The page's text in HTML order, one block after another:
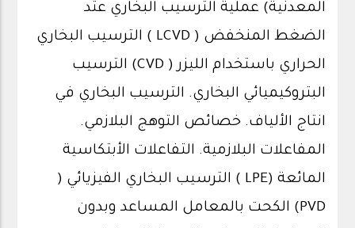
المعدنية) عملية الترسيب البخاري عتد
الضغط المنخفض ( LCVD ) الترسيب البخاري
الحراري باستخدام الليزر ( CVD) الترسيب
البتروكيميائي البخاري. الترسيب البخاري في
انتاج الألياف. خصائص التوهج البلازمي.
المفاعلات البلازمية. التفاعلات الأبتكاسية
المائعة (LPE ) الترسيب البخاري الفيزيائي (
PVD) الكحت بالمعامل المساعد وبدون